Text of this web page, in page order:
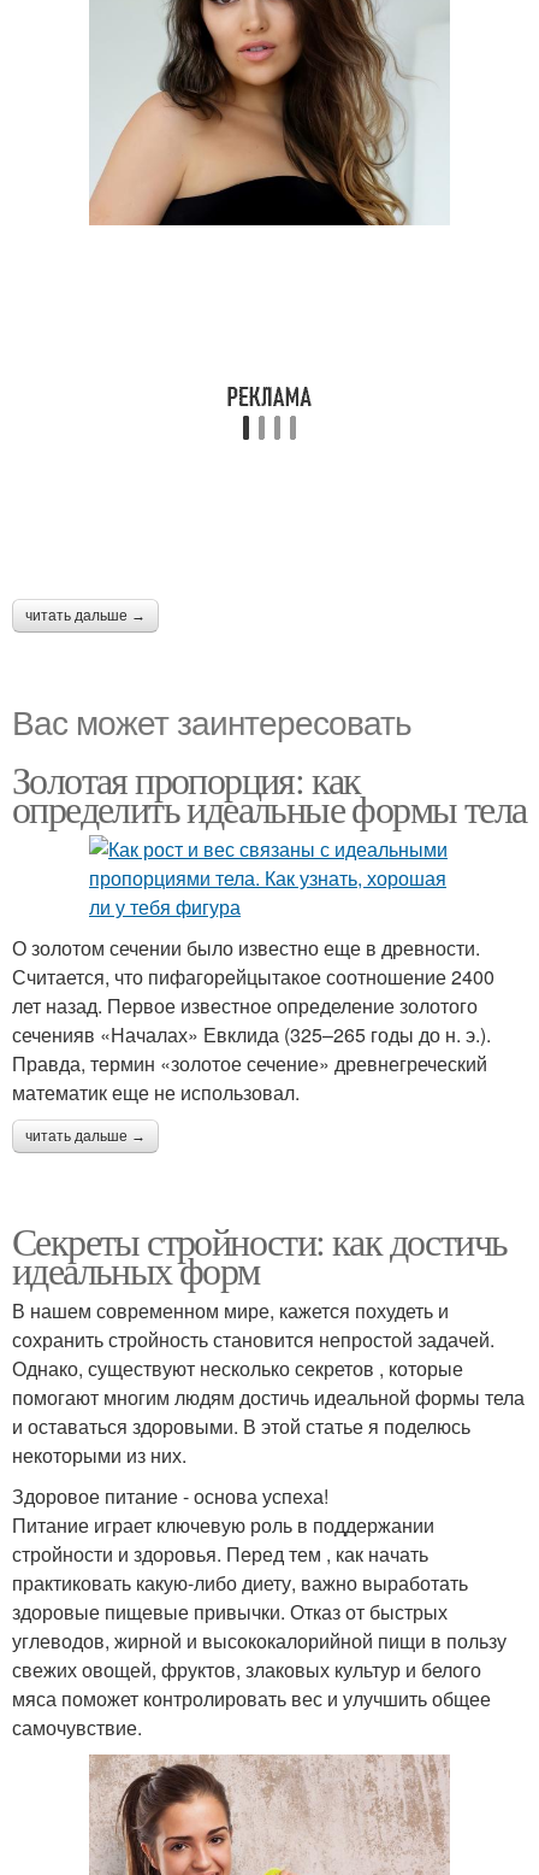
читать дальше →
Вас может заинтересовать
Золотая пропорция: как
определить идеальные формы тела
О золотом сечении было известно еще в древности.
Считается, что пифагорейцытакое соотношение 2400
лет назад. Первое известное определение золотого
сеченияв «Началах» Евклида (325–265 годы до н. э.).
Правда, термин «золотое сечение» древнегреческий
математик еще не использовал.
читать дальше →
Секреты стройности: как достичь
идеальных форм
В нашем современном мире, кажется похудеть и
сохранить стройность становится непростой задачей.
Однако, существуют несколько секретов , которые
помогают многим людям достичь идеальной формы тела
и оставаться здоровыми. В этой статье я поделюсь
некоторыми из них.
Здоровое питание - основа успеха!
Питание играет ключевую роль в поддержании
стройности и здоровья. Перед тем , как начать
практиковать какую-либо диету, важно выработать
здоровые пищевые привычки. Отказ от быстрых
углеводов, жирной и высококалорийной пищи в пользу
свежих овощей, фруктов, злаковых культур и белого
мяса поможет контролировать вес и улучшить общее
самочувствие.